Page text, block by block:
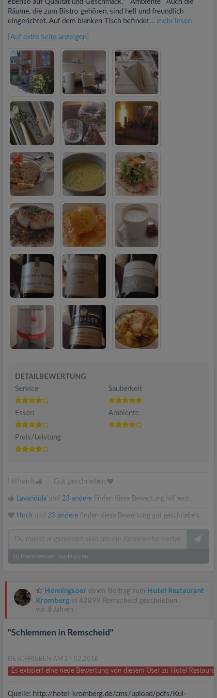
ebenso auf Qualität und Geschmack.“ Ambiente Auch die
Räume, die zum Bistro gehören, sind hell und freundlich
eingerichtet. Auf dem blanken Tisch befindet... mehr lesen
[Auf extra Seite anzeigen]
DETAILBEWERTUNG
Service
Sauberkeit
Essen Ambiente
Preis/Leistung
Hilfreich Gut geschrieben
Lavandula und 23 andere finden diese Bewertung hilfreich.
Huck und 23 andere finden diese Bewertung gut geschrieben.
10 Kommentare Ausklappen
Henningsoer einen Beitrag zum Hotel Restaurant
Kromberg in 42899 Remscheid geschrieben.
vor 8 Jahren
"Schlemmen in Remscheid"
GESCHRIEBEN AM 14.02.2018
Es existiert eine neue Bewertung von diesem User zu Hotel
Quelle: http://hotel-kromberg.de/cms/upload/pdfs/Kul-